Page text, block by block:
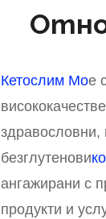
Кетослим Мое
здравословни,
безглутенови
ангажирани с
продукти и